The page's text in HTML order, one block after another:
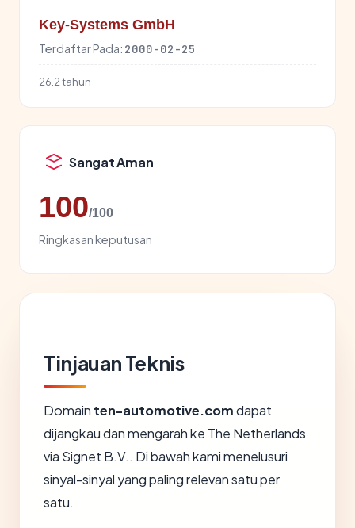
Key-Systems GmbH
Terdaftar Pada: 2000-02-25
26.2 tahun
Sangat Aman
100/100
Ringkasan keputusan
Tinjauan Teknis
Domain ten-automotive.comdapat
dijangkau dan mengarah ke The Netherlands
via Signet B.V.. Di bawah kami menelusuri
sinyal-sinyal yang paling relevan satu per
satu.